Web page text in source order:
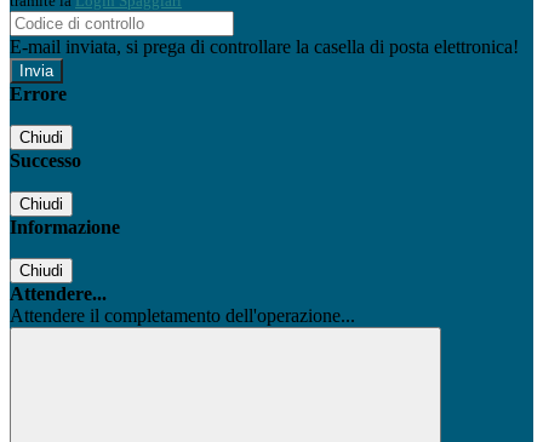
E-mail inviata, si prega di controllare la casella di posta elettronica!
Errore
Chiudi
Successo
Chiudi
Informazione
Chiudi
Attendere...
Attendere il completamento dell'operazione...